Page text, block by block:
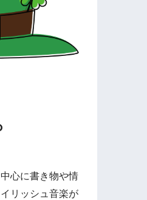
心に書き物や情
リッシュ音楽が